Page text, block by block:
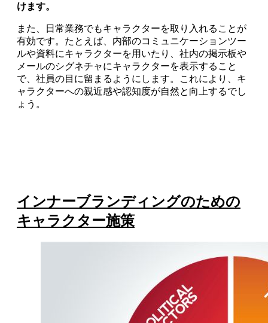
けます。
また、日常業務でもキャラクターを取り入れることが
有効です。たとえば、内部のコミュニケーションツー
ルや資料にキャラクターを用いたり、社内の掲示板や
メールのシグネチャにキャラクターを表示すること
で、社員の目に留まるようにします。これにより、キ
ャラクターへの親近感や認知度が自然と向上するでし
ょう。
インナーブランディングのための
キャラクター施策